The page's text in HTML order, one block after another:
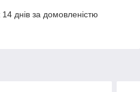
днів за домовленістю